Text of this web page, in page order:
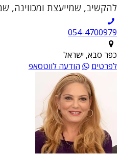
להקשיב, שמייעצת ומכווינה,
054-4700979
כפר סבא, ישראל
לפרטים
הודעה לווטסאפ